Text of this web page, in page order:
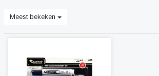
Meest bekeken